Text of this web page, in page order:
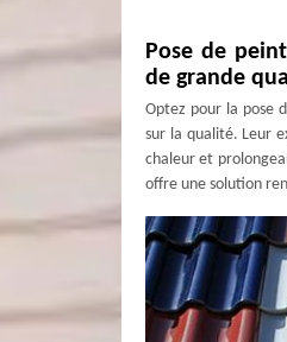
Pose de
de grande
Optez pour la pose
sur la qualité. Leur
chaleur et
offre une solution